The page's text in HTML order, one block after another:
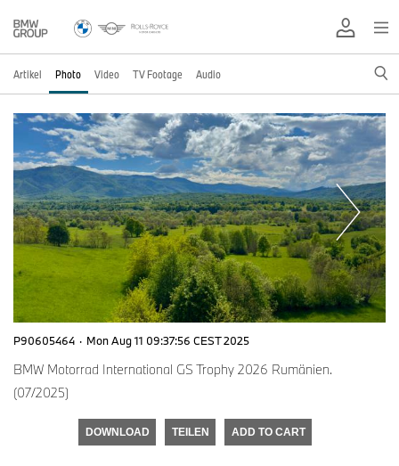
Artikel Photo Video TV Footage Audio
P90605464 · Mon Aug 11 09:37:56 CEST 2025
BMW Motorrad International GS Trophy 2026 Rumänien.
(07/2025)
DOWNLOAD TEILEN ADD TO CART